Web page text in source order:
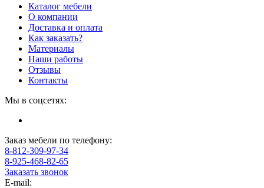
Каталог мебели
О компании
Доставка и оплата
Как заказать?
Материалы
Наши работы
Отзывы
Контакты
Мы в соцсетях:
Заказ мебели по телефону:
8-812-309-97-34
8-925-468-82-65
Заказать звонок
E-mail: